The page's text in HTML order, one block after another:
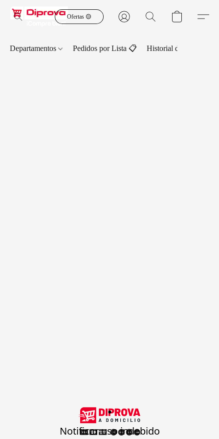
Ofertas 🟡
Departamentos Pedidos por Lista 📋 Historial de Pedidos
.
Notificar uso indebido